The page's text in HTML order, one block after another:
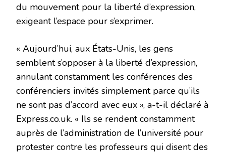
du mouvement pour la liberté d’expression,
exigeant l’espace pour s’exprimer.
« Aujourd’hui, aux États-Unis, les gens
semblent s’opposer à la liberté d’expression,
annulant constamment les conférences des
conférenciers invités simplement parce qu’ils
ne sont pas d’accord avec eux », a-t-il déclaré à
Express.co.uk. « Ils se rendent constamment
auprès de l’administration de l’université pour
protester contre les professeurs qui disent des